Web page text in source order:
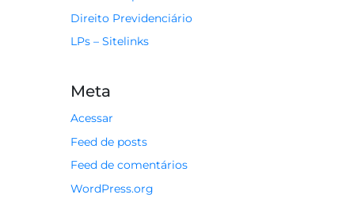
Direito Previdenciário
LPs – Sitelinks
Meta
Acessar
Feed de posts
Feed de comentários
WordPress.org